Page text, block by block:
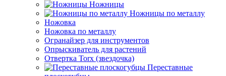
Ножницы
Ножницы по металлу
Ножовка
Ножовка по металлу
Огранайзер для инструментов
Опрыскиватель для растений
Отвертка Torx (звездочка)
Переставные